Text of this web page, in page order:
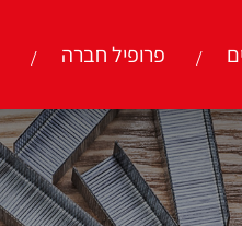
פרופיל חברה